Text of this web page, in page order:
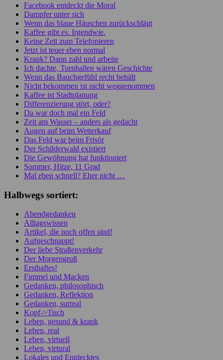
Facebook entdeckt die Moral
Dampfer unter sich
Wenn das blaue Häuschen zurückschlägt
Kaffee gibt es. Irgendwie.
Keine Zeit zum Telefonieren
Jetzt ist teuer eben normal
Krank? Dann zahl und arbeite
Ich dachte, Turnhallen wären Geschichte
Wenn das Bauchgefühl recht behält
Nicht bekommen ist nicht weggenommen
Kaffee ist Stadtplanung
Differenzierung stört, oder?
Da war doch mal ein Feld
Zeit am Wasser – anders als gedacht
Augen auf beim Wetterkauf
Das Feld war beim Frisör
Der Schilderwald existiert
Die Gewöhnung hat funktioniert
Sommer, Hitze, 11 Grad
Mal eben schnell? Eher nicht …
Halbwegs sortiert:
Abendgedanken
Alltagswissen
Artikel, die noch offen sind!
Aufgeschnappt!
Der liebe Straßenverkehr
Der Morgengruß
Ersthaftes!
Fimmel und Macken
Gedanken, philosophisch
Gedanken, Reflektion
Gedanken, surreal
Kopf->Tisch
Leben, gesund & krank
Leben, real
Leben, virtuell
Leben, virtural
Lokales und Entdecktes